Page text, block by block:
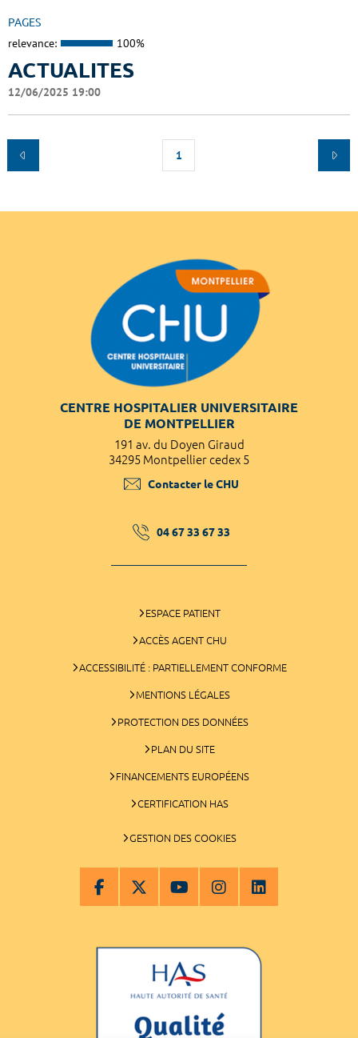
PAGES
relevance: 100%
ACTUALITES
12/06/2025 19:00
1
CENTRE HOSPITALIER UNIVERSITAIRE
DE MONTPELLIER
191 av. du Doyen Giraud
34295 Montpellier cedex 5
Contacter le CHU
04 67 33 67 33
ESPACE PATIENT
ACCÈS AGENT CHU
ACCESSIBILITÉ : PARTIELLEMENT CONFORME
MENTIONS LÉGALES
PROTECTION DES DONNÉES
PLAN DU SITE
FINANCEMENTS EUROPÉENS
CERTIFICATION HAS
GESTION DES COOKIES